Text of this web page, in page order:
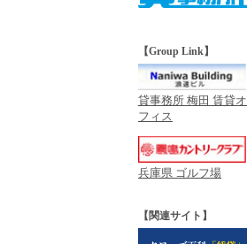
【Group Link】
貸事務所 梅田 賃貸オ
フィス
兵庫県 ゴルフ場
【関連サイト】